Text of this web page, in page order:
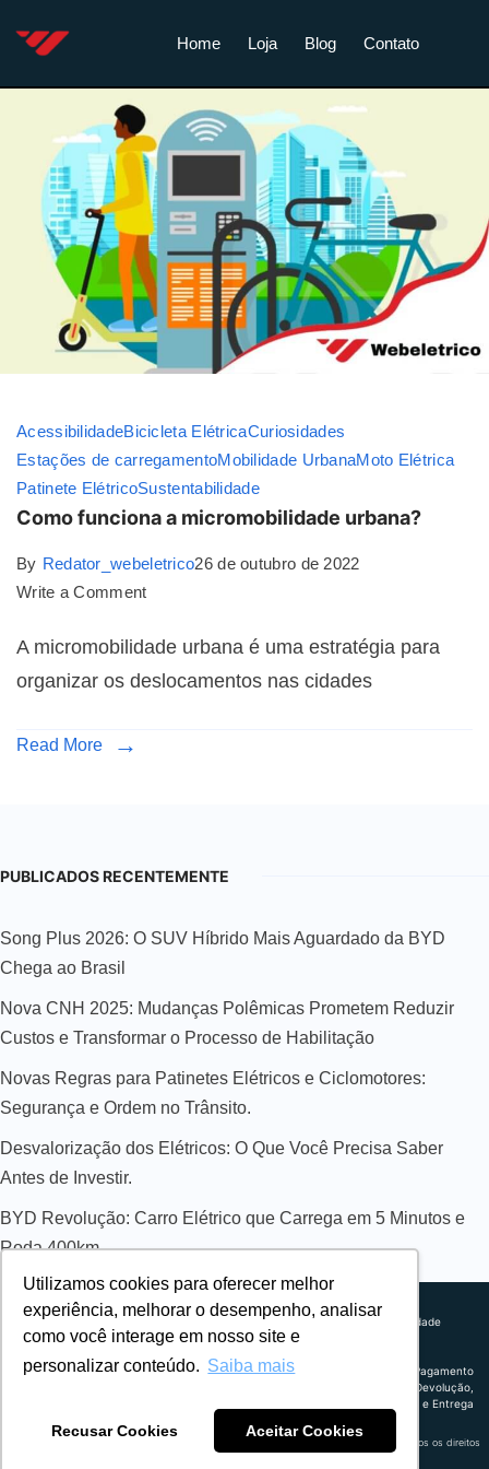
Utilizamos cookies para oferecer melhor
experiência, melhorar o desempenho, analisar
como você interage em nosso site e
personalizar conteúdo. Saiba mais
Recusar Cookies Aceitar Cookies
Home Loja Blog Contato
AcessibilidadeBicicleta ElétricaCuriosidades
Estações de carregamentoMobilidade UrbanaMoto Elétrica
Patinete ElétricoSustentabilidade
Como funciona a micromobilidade urbana?
By Redator_webeletrico26 de outubro de 2022
Write a Comment
A micromobilidade urbana é uma estratégia para
organizar os deslocamentos nas cidades
Read More
PUBLICADOS RECENTEMENTE
Song Plus 2026: O SUV Híbrido Mais Aguardado da BYD
Chega ao Brasil
Nova CNH 2025: Mudanças Polêmicas Prometem Reduzir
Custos e Transformar o Processo de Habilitação
Novas Regras para Patinetes Elétricos e Ciclomotores:
Segurança e Ordem no Trânsito.
Desvalorização dos Elétricos: O Que Você Precisa Saber
Antes de Investir.
BYD Revolução: Carro Elétrico que Carrega em 5 Minutos e
Roda 400km
Explorando novos horizontes com
inovação e estratégia. Estamos
para um amanhã mais conectado e
Sobre nós
Política de privacidade
Política de Pagamento
Troca, Devolução,
Reembolso e Entrega
Retrocart Veiculos Eletricos LTDA CNPJ: 49.759.389/0001-42 | © 2024 Webeletrico. Todos os direitos